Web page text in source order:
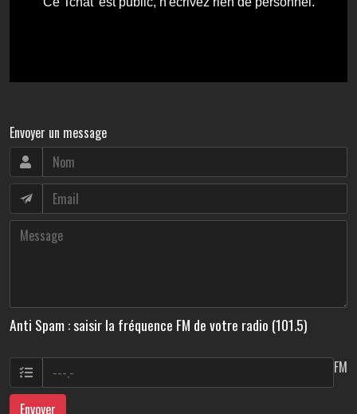
Envoyer un message
Anti Spam : saisir la fréquence FM de votre radio (101.5)
FM
Envoyer